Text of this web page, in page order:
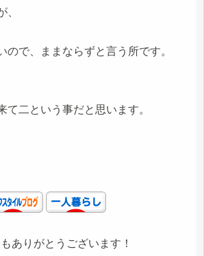
、
ので、ままならずと言う所です。
て二という事だと思います。
ありがとうございます！